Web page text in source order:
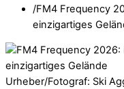
/FM4 Frequency
einzigartiges
Urheber/Fotograf: Ski